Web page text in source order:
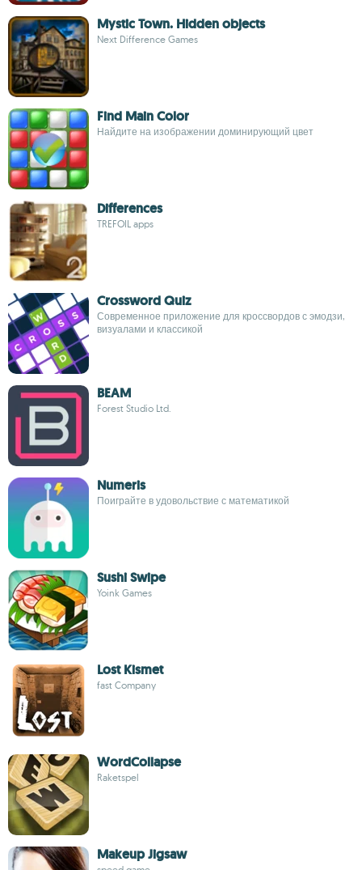
Mystic Town. Hidden objects
Next Difference Games
Find Main Color
Найдите на изображении доминирующий цвет
Differences
TREFOIL apps
Crossword Quiz
Современное приложение для кроссвордов с эмодзи,
визуалами и классикой
BEAM
Forest Studio Ltd.
Numeris
Поиграйте в удовольствие с математикой
Sushi Swipe
Yoink Games
Lost Kismet
fast Company
WordCollapse
Raketspel
Makeup Jigsaw